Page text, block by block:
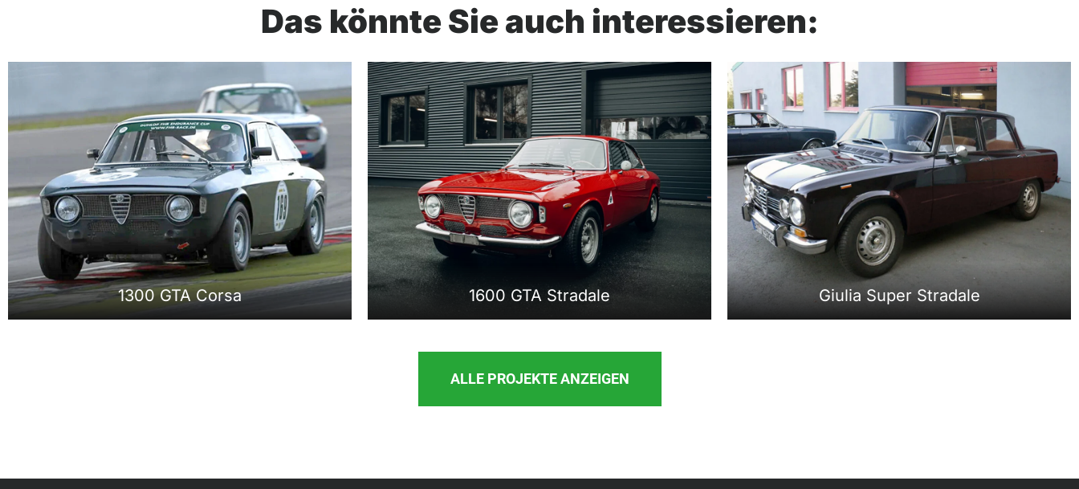
Das könnte Sie auch interessieren:
1300 GTA Corsa 1600 GTA Stradale Giulia Super Stradale
ALLE PROJEKTE ANZEIGEN